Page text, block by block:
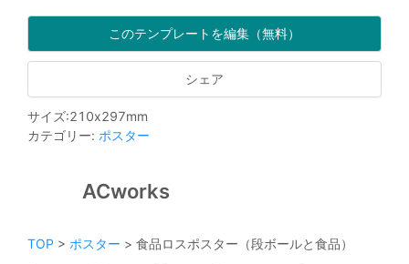
このテンプレートを編集（無料）
シェア
サイズ:210x297mm
カテゴリー: ポスター
ACworks
TOP > ポスター > 食品ロスポスター（段ボールと食品）